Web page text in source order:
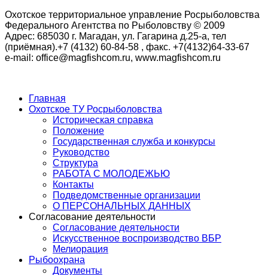
Охотское территориальное управление Росрыболовства
Федерального Агентства по Рыболовству © 2009
Адрес: 685030 г. Магадан, ул. Гагарина д.25-а, тел
(приёмная).+7 (4132) 60-84-58 , факс. +7(4132)64-33-67
e-mail: office@magfishcom.ru, www.magfishcom.ru
Главная
Охотское ТУ Росрыболовства
Историческая справка
Положение
Государственная служба и конкурсы
Руководство
Структура
РАБОТА С МОЛОДЕЖЬЮ
Контакты
Подведомственные организации
О ПЕРСОНАЛЬНЫХ ДАННЫХ
Согласование деятельности
Согласование деятельности
Искусственное воспроизводство ВБР
Мелиорация
Рыбоохрана
Документы